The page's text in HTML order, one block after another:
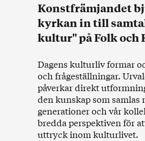
Konstfrämjandet
kyrkan in till
kultur" på Folk och
Dagens kulturliv formar
och frågeställningar.
påverkar direkt
den kunskap som
generationer och vår
bredda perspektiven för
uttryck inom kulturlivet.